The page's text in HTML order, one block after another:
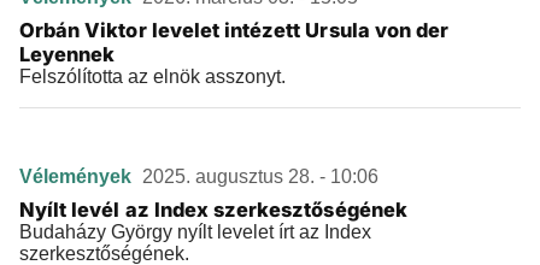
Orbán Viktor levelet intézett Ursula von der
Leyennek
Felszólította az elnök asszonyt.
Vélemények 2025. augusztus 28. - 10:06
Nyílt levél az Index szerkesztőségének
Budaházy György nyílt levelet írt az Index
szerkesztőségének.